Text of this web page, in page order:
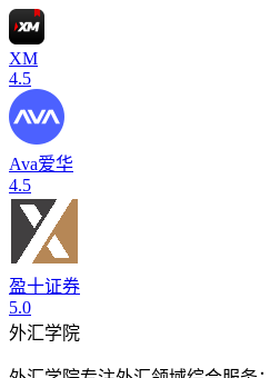
XM
4.5
Ava爱华
4.5
盈十证券
5.0
外汇学院